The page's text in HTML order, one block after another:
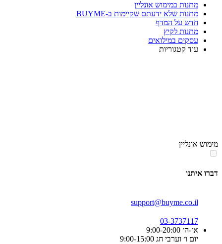
מתנות במימוש אונליין
מתנות שלא ידעתם שקיימות ב-BUYME
חדש על המדף
מתנות לקיץ
עסקים במילואים
עוד קטגוריות
אזור
מימוש אונליין
דברו איתנו
support@buyme.co.il
03-3737117
א׳-ה׳ 9:00-20:00
יום ו׳ וערבי חג 9:00-15:00